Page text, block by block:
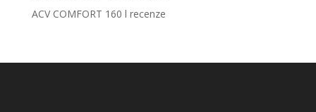
ACV COMFORT 160 l recenze